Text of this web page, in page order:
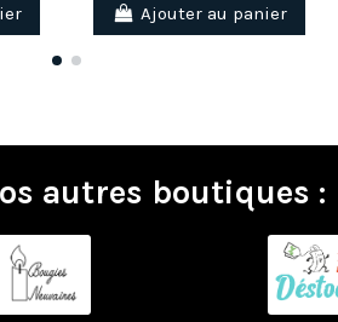
Ajouter au panier
autres boutiques :